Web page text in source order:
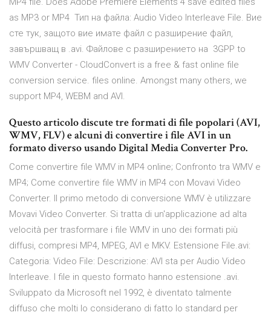
as MP3 or MP4 Тип на файла: Audio Video Interleave File. Вие
сте тук, защото вие имате файл с разширение файл,
завършващ в .avi. Файлове с разширението на 3GPP to
WMV Converter - CloudConvert is a free & fast online file
conversion service. files online. Amongst many others, we
support MP4, WEBM and AVI.
Questo articolo discute tre formati di file popolari (AVI,
WMV, FLV) e alcuni di convertire i file AVI in un
formato diverso usando Digital Media Converter Pro.
Come convertire file WMV in MP4 online; Confronto tra WMV e
MP4; Come convertire file WMV in MP4 con Movavi Video
Converter. Il primo metodo di conversione WMV è utilizzare
Movavi Video Converter. Si tratta di un'applicazione ad alta
velocità per trasformare i file WMV in uno dei formati più
diffusi, compresi MP4, MPEG, AVI e MKV. Estensione File.avi:
Categoria: Video File: Descrizione: AVI sta per Audio Video
Interleave. I file in questo formato hanno estensione .avi.
Sviluppato da Microsoft nel 1992, è diventato talmente
diffuso che molti lo considerano di fatto lo standard per